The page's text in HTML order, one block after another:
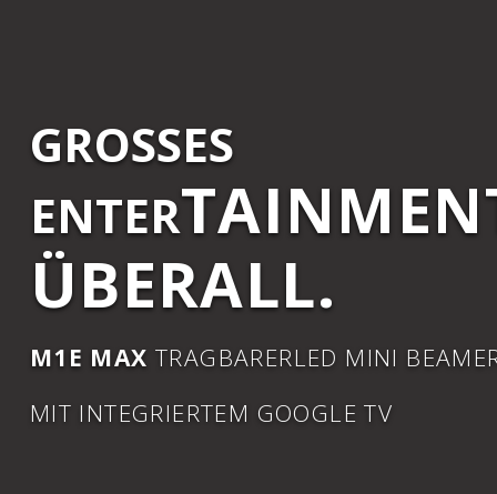
GROSSES E
NTER
ÜBERALL.
M1E MAX TRAGBARERLED MINI
MIT INTEGRIERTEM GOOGLE TV